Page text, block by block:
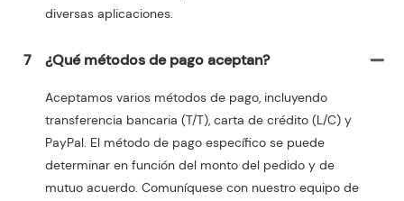
diversas aplicaciones.
7 ¿Qué métodos de pago aceptan?
Aceptamos varios métodos de pago, incluyendo
transferencia bancaria (T/T), carta de crédito (L/C) y
PayPal. El método de pago específico se puede
determinar en función del monto del pedido y de
mutuo acuerdo. Comuníquese con nuestro equipo de